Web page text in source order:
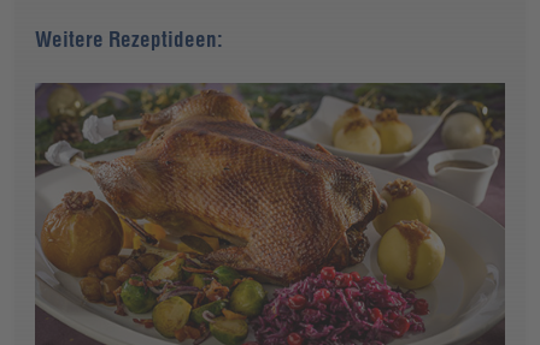
Weitere Rezeptideen: